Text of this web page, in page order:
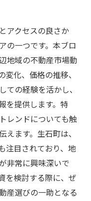
アクセスの良さか
の一つです。本ブロ
地域の不動産市場動
化、価格の推移、
の経験を活かし、
を提供します。特
レンドについても触
ます。生石町は、
注目されており、地
非常に興味深いで
を検討する際に、ぜ
産選びの一助となる